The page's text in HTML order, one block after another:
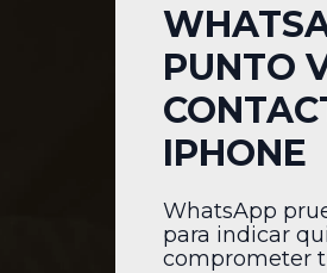
PUNTO
IPHONE
WhatsApp
para indicar
comprometer